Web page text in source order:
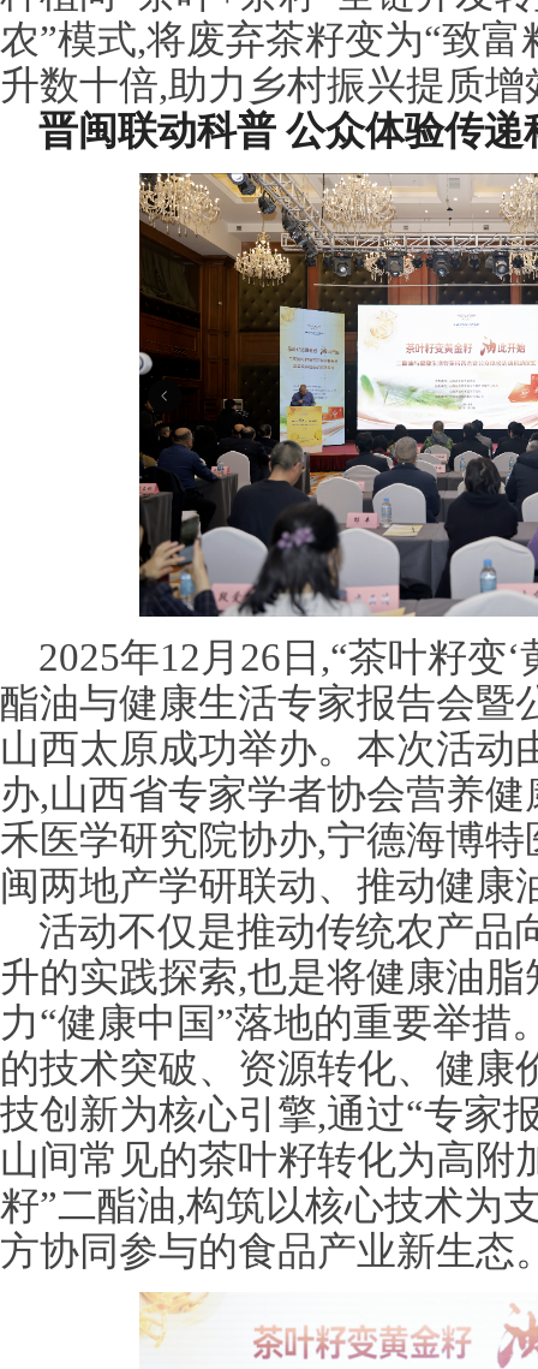
农”模式,将废弃茶籽变为“致
升数十倍,助力乡村振兴提质增
晋闽联动科普 公众体验传递
2025年12月26日,“茶叶籽变
酯油与健康生活专家报告会暨
山西太原成功举办。本次活动
办,山西省专家学者协会营养
禾医学研究院协办,宁德海博
闽两地产学研联动、推动健康
活动不仅是推动传统农产品
升的实践探索,也是将健康油
力“健康中国”落地的重要举措
的技术突破、资源转化、健康
技创新为核心引擎,通过“专家
山间常见的茶叶籽转化为高附
籽”二酯油,构筑以核心技术为
方协同参与的食品产业新生态